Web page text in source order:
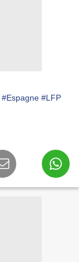
#Espagne #LFP